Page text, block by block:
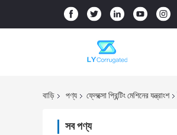
বাড়ি পণ্য ফ্লেক্সো প্রিন্টিং মেশিনের যন্ত্রাংশ
সব পণ্য